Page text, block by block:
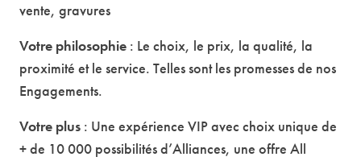
vente, gravures
Votre philosophie : Le choix, le prix, la qualité, la
proximité et le service. Telles sont les promesses de nos
Engagements.
Votre plus : Une expérience VIP avec choix unique de
+ de 10 000 possibilités d’Alliances, une offre All